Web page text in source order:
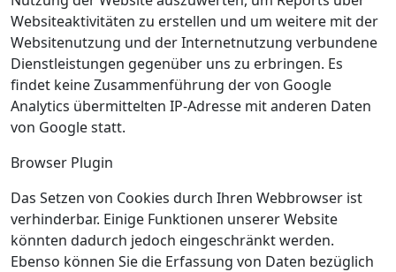
Websiteaktivitäten zu erstellen und um weitere mit der
Websitenutzung und der Internetnutzung verbundene
Dienstleistungen gegenüber uns zu erbringen. Es
findet keine Zusammenführung der von Google
Analytics übermittelten IP-Adresse mit anderen Daten
von Google statt.
Browser Plugin
Das Setzen von Cookies durch Ihren Webbrowser ist
verhinderbar. Einige Funktionen unserer Website
könnten dadurch jedoch eingeschränkt werden.
Ebenso können Sie die Erfassung von Daten bezüglich